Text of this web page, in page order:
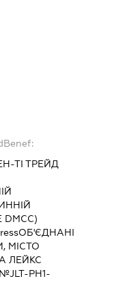
ТІ ТРЕЙД
DMCC)
ОБ'ЄДНАНІ
МІСТО
ЛЕЙКС
PH1-